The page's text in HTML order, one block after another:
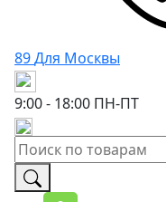
89Для Москвы
9:00 - 18:00 ПН-ПТ